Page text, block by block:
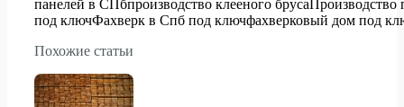
панелей в СПбпроизводство клееного брусаПроизводство
под ключФахверк в Спб под ключфахверковый дом под
Похожие статьи